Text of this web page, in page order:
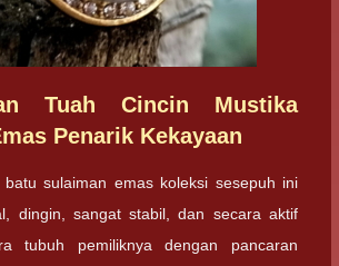
Tuah Cincin Mustika
Penarik Kekayaan
sulaiman emas koleksi sesepuh ini
dingin, sangat stabil, dan secara aktif
tubuh pemiliknya dengan pancaran